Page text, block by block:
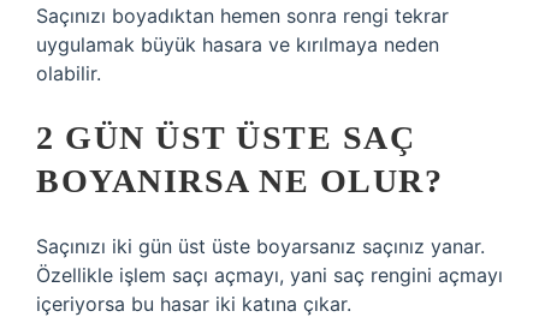
Saçınızı boyadıktan hemen sonra rengi tekrar
uygulamak büyük hasara ve kırılmaya neden
olabilir.
2 GÜN ÜST ÜSTE SAÇ
BOYANIRSA NE OLUR?
Saçınızı iki gün üst üste boyarsanız saçınız yanar.
Özellikle işlem saçı açmayı, yani saç rengini açmayı
içeriyorsa bu hasar iki katına çıkar.